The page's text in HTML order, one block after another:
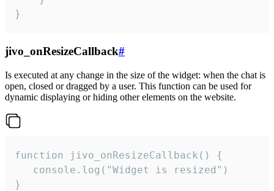
}
jivo_onResizeCallback#
Is executed at any change in the size of the widget: when the chat is
open, closed or dragged by a user. This function can be used for
dynamic displaying or hiding other elements on the website.
function jivo_onResizeCallback() {
   console.log("Widget is resized")
}